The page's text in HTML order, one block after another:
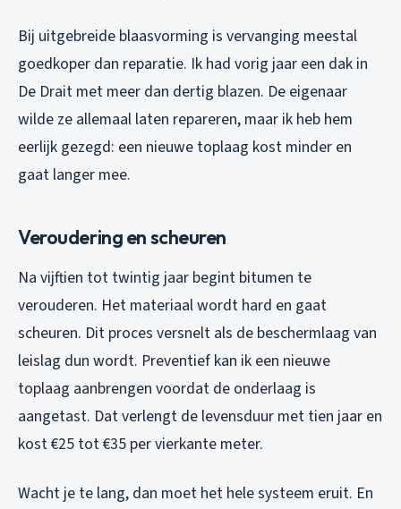
Bij uitgebreide blaasvorming is vervanging meestal
goedkoper dan reparatie. Ik had vorig jaar een dak in
De Drait met meer dan dertig blazen. De eigenaar
wilde ze allemaal laten repareren, maar ik heb hem
eerlijk gezegd: een nieuwe toplaag kost minder en
gaat langer mee.
Veroudering en scheuren
Na vijftien tot twintig jaar begint bitumen te
verouderen. Het materiaal wordt hard en gaat
scheuren. Dit proces versnelt als de beschermlaag van
leislag dun wordt. Preventief kan ik een nieuwe
toplaag aanbrengen voordat de onderlaag is
aangetast. Dat verlengt de levensduur met tien jaar en
kost €25 tot €35 per vierkante meter.
Wacht je te lang, dan moet het hele systeem eruit. En